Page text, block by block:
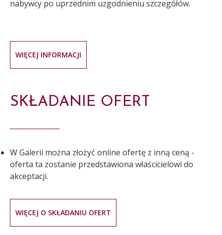
nabywcy po uprzednim uzgodnieniu szczegółów.
WIĘCEJ INFORMACJI
SKŁADANIE OFERT
W Galerii można złożyć online ofertę z inną ceną -
oferta ta zostanie przedstawiona właścicielowi do
akceptacji.
WIĘCEJ O SKŁADANIU OFERT